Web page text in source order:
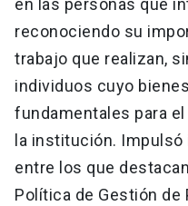
en las personas que
reconociendo su
trabajo que realizan,
individuos cuyo
fundamentales para
la institución.
entre los que
Política de Gestión